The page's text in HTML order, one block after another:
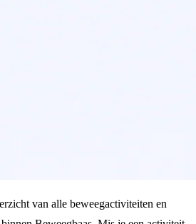
van alle beweegactiviteiten en